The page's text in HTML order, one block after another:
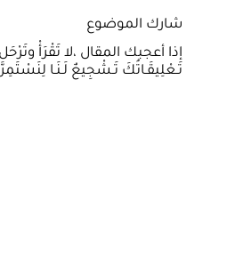
شارك الموضوع
إذا أعجبك المقال ،لا تَقْرَأْ
تَـعْلِيقَـاتُكَ تَـشْجِيعٌ لَـنَـا